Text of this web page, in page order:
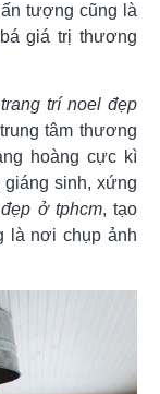
tượng cũng là
giá trị thương
trí noel đẹp
tâm thương
hoàng cực kì
giáng sinh, xứng
ở tphcm, tạo
là nơi chụp ảnh